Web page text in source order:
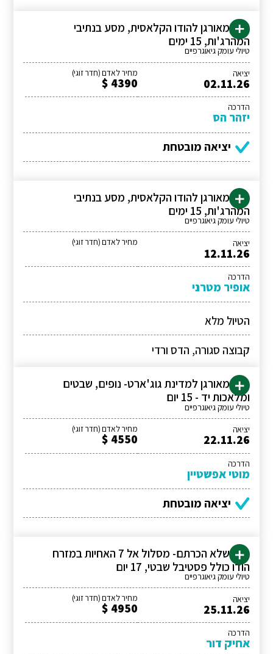
טיול מאורגן להודו הקלאסית, מסע בנתיבי
המהרג'ות, 15 ימים
טיולי עומק גיאוגרפיים
יציאה
02.11.26
מחיר לאדם (חדר זוגי)
4390 $
הדרכה
יזהר הס
יציאה מובטחת
טיול מאורגן להודו הקלאסית, מסע בנתיבי
המהרג'ות, 15 ימים
טיולי עומק גיאוגרפיים
יציאה
12.11.26
מחיר לאדם (חדר זוגי)
הדרכה
אופיר מטרני
הטיול מלא
קבוצה סגורה, הדס ורדי
טיול מאורגן למדינת גוג'ארט- נופים, שבטים
ומלאכות יד - 15 יום
טיולי עומק גיאוגרפיים
יציאה
22.11.26
מחיר לאדם (חדר זוגי)
4550 $
הדרכה
מוטי אפשטיין
יציאה מובטחת
הודו שלא הכרתם- מסלול אל 7 האחיות במזרח
הודו כולל פסטיבל שבטי, 17 יום
טיולי עומק גיאוגרפיים
יציאה
25.11.26
מחיר לאדם (חדר זוגי)
4950 $
הדרכה
אחיק דור